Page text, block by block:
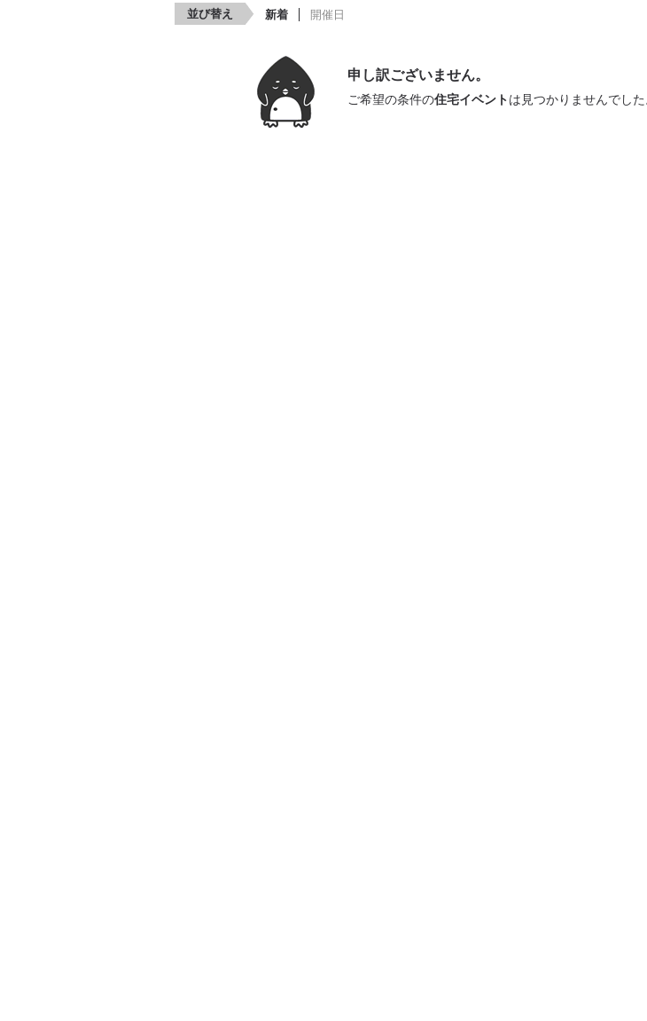
並び替え 新着 開催日
申し訳ございません。
ご希望の条件の住宅イベントは見つかりませんでした